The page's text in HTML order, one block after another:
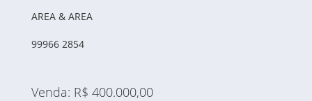
AREA & AREA
99966 2854
Venda: R$ 400.000,00